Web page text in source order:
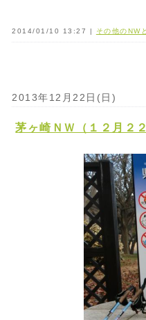
2014/01/10 13:27 | その他のNW
2013年12月22日(日)
茅ヶ崎ＮＷ（１２月２